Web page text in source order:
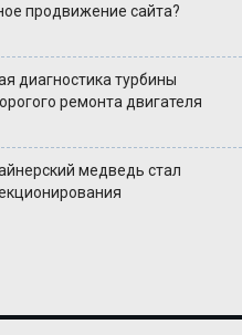
продвижение сайта?
диагностика турбины
ремонта двигателя
медведь стал